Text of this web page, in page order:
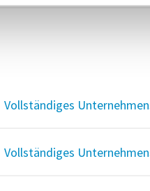
Vollständiges
Vollständiges